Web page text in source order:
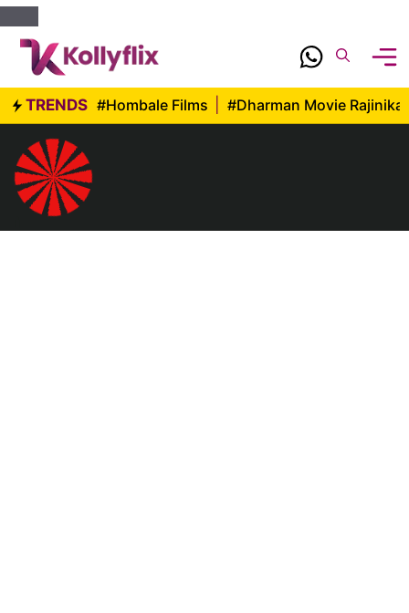
Skip
content
TRENDS #Hombale Films #Dharman Movie